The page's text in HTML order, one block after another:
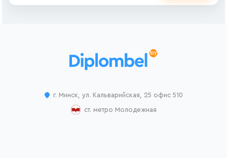
г. Минск, ул. Кальварийская, 25 офис 510
ст. метро Молодежная